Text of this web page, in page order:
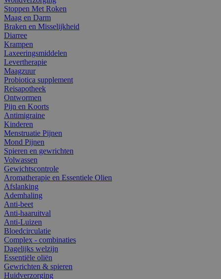
Stoppen Met Roken
Maag en Darm
Braken en Misselijkheid
Diarree
Krampen
Laxeeringsmiddelen
Levertherapie
Maagzuur
Probiotica supplement
Reisapotheek
Ontwormen
Pijn en Koorts
Antimigraine
Kinderen
Menstruatie Pijnen
Mond Pijnen
Spieren en gewrichten
Volwassen
Gewichtscontrole
Aromatherapie en Essentiele Olien
Afslanking
Ademhaling
Anti-beet
Anti-haaruitval
Anti-Luizen
Bloedcirculatie
Complex - combinaties
Dagelijks welzijn
Essentiële oliën
Gewrichten & spieren
Huidverzorging